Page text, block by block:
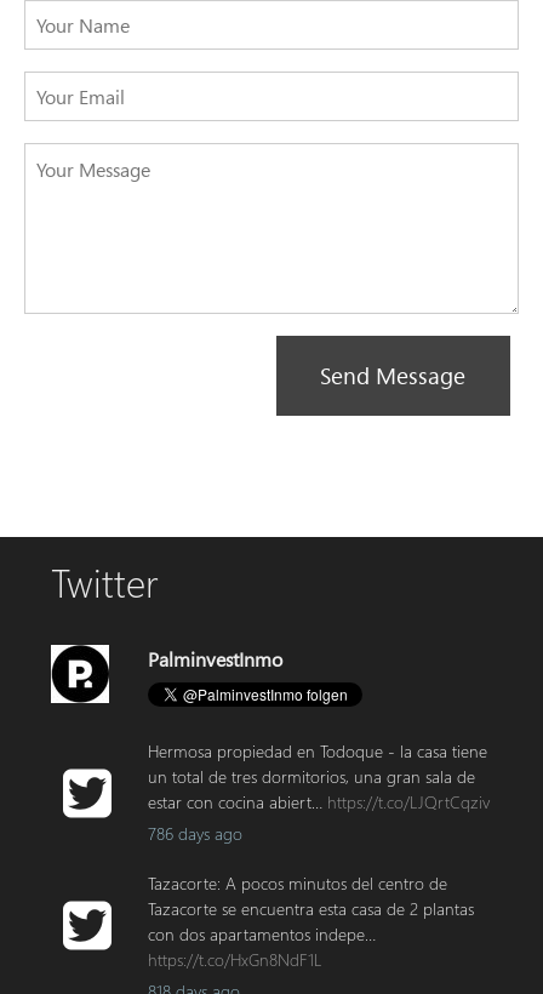
Send Message
Twitter
PalminvestInmo
Hermosa propiedad en Todoque - la casa tiene
un total de tres dormitorios, una gran sala de
estar con cocina abiert… https://t.co/LJQrtCqziv
786 days ago
Tazacorte: A pocos minutos del centro de
Tazacorte se encuentra esta casa de 2 plantas
con dos apartamentos indepe…
https://t.co/HxGn8NdF1L